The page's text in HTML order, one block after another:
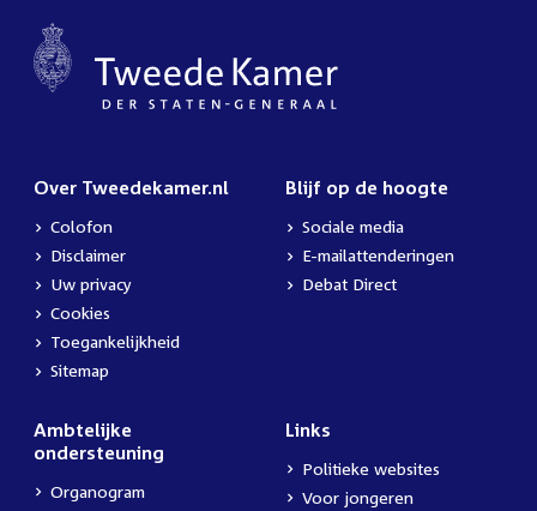
Over Tweedekamer.nl
Colofon
Disclaimer
Uw privacy
Cookies
Toegankelijkheid
Sitemap
Blijf op de hoogte
Sociale media
E-mailattenderingen
Debat Direct
Ambtelijke
ondersteuning
Organogram
Links
Politieke websites
Voor jongeren